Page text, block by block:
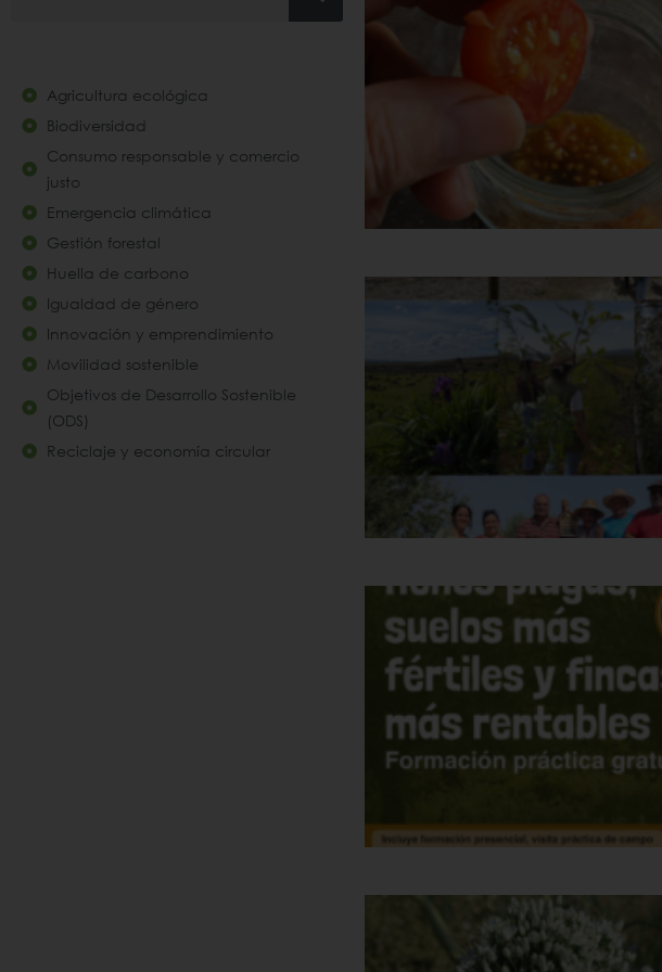
Agricultura ecológica
Biodiversidad
Consumo responsable y comercio
justo
Emergencia climática
Gestión forestal
Huella de carbono
Igualdad de género
Innovación y emprendimiento
Movilidad sostenible
Objetivos de Desarrollo Sostenible
(ODS)
Reciclaje y economía circular